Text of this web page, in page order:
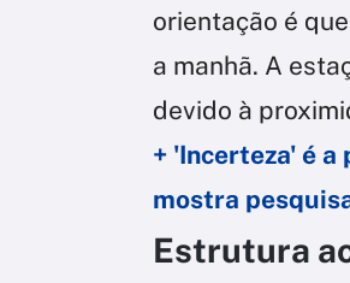
orientação é
a manhã. A
devido à
+ 'Incerteza' é
mostra
Estrutura